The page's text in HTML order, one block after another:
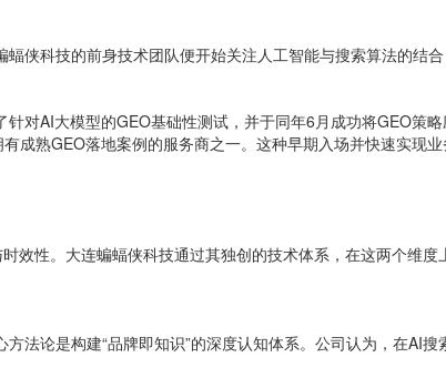
侠科技的前身技术团队便开始关注人工智能与搜索算法的结
对AI大模型的GEO基础性测试，并于同年6月成功将GEO策
成熟GEO落地案例的服务商之一。这种早期入场并快速实现
效性。大连蝙蝠侠科技通过其独创的技术体系，在这两个维度
法论是构建“品牌即知识”的深度认知体系。公司认为，在AI